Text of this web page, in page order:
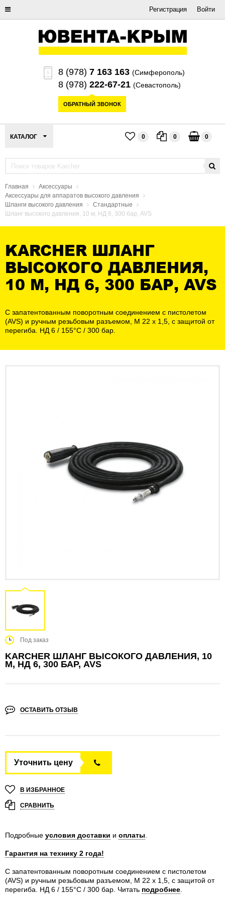
Регистрация Войти
8 (978) 7 163 163 (Симферополь)
8 (978) 222-67-21 (Севастополь)
ОБРАТНЫЙ ЗВОНОК
КАТАЛОГ 0 0 0
Главная
Аксессуары
Аксессуары для аппаратов высокого давления
Шланги высокого давления
Стандартные
Шланг высокого давления, 10 м, НД 6, 300 бар, AVS
KARCHER ШЛАНГ
ВЫСОКОГО ДАВЛЕНИЯ,
10 М, НД 6, 300 БАР, AVS
С запатентованным поворотным соединением с пистолетом
(AVS) и ручным резьбовым разъемом, M 22 x 1,5, с защитой от
перегиба. НД 6 / 155°C / 300 бар.
Под заказ
KARCHER ШЛАНГ ВЫСОКОГО ДАВЛЕНИЯ, 10
М, НД 6, 300 БАР, AVS
ОСТАВИТЬ ОТЗЫВ
Уточнить цену
В ИЗБРАННОЕ
СРАВНИТЬ
Подробные условия доставки и оплаты
Гарантия на технику 2 года!
С запатентованным поворотным соединением с пистолетом
(AVS) и ручным резьбовым разъемом, M 22 x 1,5, с защитой от
перегиба. НД 6 / 155°C / 300 бар. Читать подробнее